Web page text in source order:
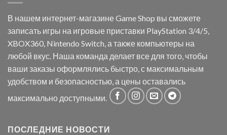
В нашем интернет-магазине Game Shop вы сможете
записать игры на игровые приставки PlayStation 3/4/5,
XBOX360, Nintendo Switch, а также компьютеры на
любой вкус. Наша команда делает все для того, чтобы
ваши заказы оформлялись быстро, с максимальным
удобством и безопасностью, а цены оставались
максимально доступными.
ПОСЛЕДНИЕ НОВОСТИ